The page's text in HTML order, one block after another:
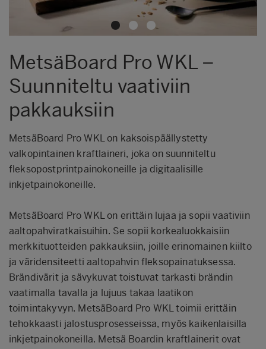
MetsäBoard Pro WKL –
Suunniteltu vaativiin
pakkauksiin
MetsäBoard Pro WKL on kaksoispäällystetty
valkopintainen kraftlaineri, joka on suunniteltu
fleksopostprintpainokoneille ja digitaalisille
inkjetpainokoneille.
MetsäBoard Pro WKL on erittäin lujaa ja sopii vaativiin
aaltopahviratkaisuihin. Se sopii korkealuokkaisiin
merkkituotteiden pakkauksiin, joille erinomainen kiilto
ja väridensiteetti aaltopahvin fleksopainatuksessa.
Brändivärit ja sävykuvat toistuvat tarkasti brändin
vaatimalla tavalla ja lujuus takaa laatikon
toimintakyvyn. MetsäBoard Pro WKL toimii erittäin
tehokkaasti jalostusprosesseissa, myös kaikenlaisilla
inkjetpainokoneilla. Metsä Boardin kraftlainerit ovat